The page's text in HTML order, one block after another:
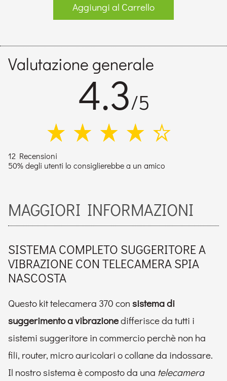
Aggiungi al Carrello
Valutazione generale
4.3/5
12 Recensioni
50% degli utenti lo consiglierebbe a un amico
MAGGIORI INFORMAZIONI
SISTEMA COMPLETO SUGGERITORE A
VIBRAZIONE CON TELECAMERA SPIA
NASCOSTA
Questo kit telecamera 370 con sistema di
suggerimento a vibrazionedifferisce da tutti i
sistemi suggeritore in commercio perchè non ha
fili, router, micro auricolari o collane da indossare.
Il nostro sistema è composto da una telecamera